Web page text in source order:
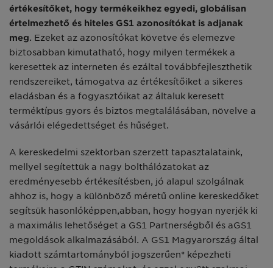
értékesítőket, hogy termékeikhez egyedi, globálisan
értelmezhető és hiteles GS1 azonosítókat is adjanak
meg. Ezeket az azonosítókat követve és elemezve
biztosabban kimutatható, hogy milyen termékek a
keresettek az interneten és ezáltal továbbfejleszthetik
rendszereiket, támogatva az értékesítőiket a sikeres
eladásban és a fogyasztóikat az általuk keresett
terméktípus gyors és biztos megtalálásában, növelve a
vásárlói elégedettséget és hűséget.
A kereskedelmi szektorban szerzett tapasztalataink,
mellyel segítettük a nagy bolthálózatokat az
eredményesebb értékesítésben, jó alapul szolgálnak
ahhoz is, hogy a különböző méretű online kereskedőket
segítsük hasonlóképpen,abban, hogy hogyan nyerjék ki
a maximális lehetőséget a GS1 Partnerségből és aGS1
megoldások alkalmazásából. A GS1 Magyarország által
kiadott számtartományból jogszerűen* képezheti